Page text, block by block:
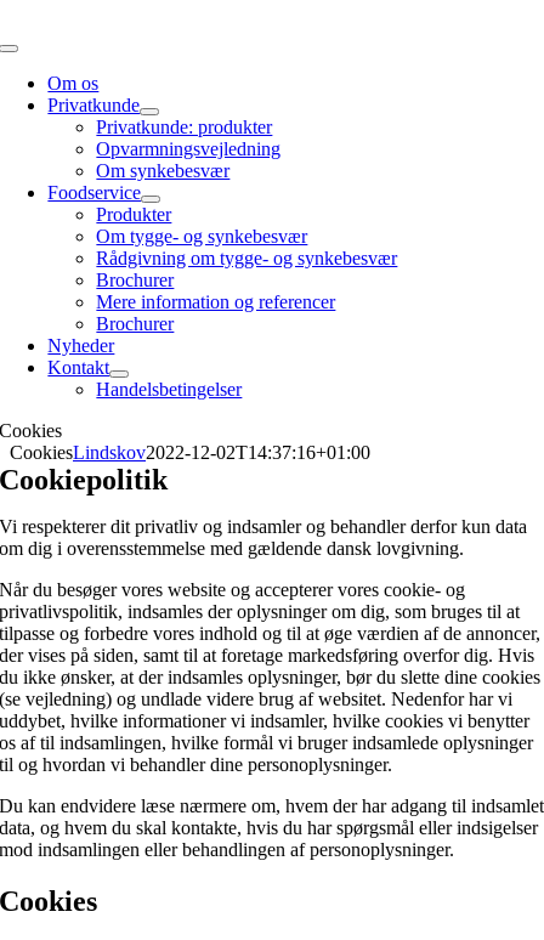
to
Toggle
NavigationOm os
Privatkunde
Privatkunde: produkter
Opvarmningsvejledning
Om synkebesvær
Foodservice
Produkter
Om tygge- og synkebesvær
Rådgivning om tygge- og synkebesvær
Brochurer
Mere information og referencer
Brochurer
Nyheder
Kontakt
Handelsbetingelser
Cookies
CookiesLindskov2022-12-02T14:37:16+01:00
Cookiepolitik
Vi respekterer dit privatliv og indsamler og behandler derfor kun data
om dig i overensstemmelse med gældende dansk lovgivning.
Når du besøger vores website og accepterer vores cookie- og
privatlivspolitik, indsamles der oplysninger om dig, som bruges til at
tilpasse og forbedre vores indhold og til at øge værdien af de annoncer,
der vises på siden, samt til at foretage markedsføring overfor dig. Hvis
du ikke ønsker, at der indsamles oplysninger, bør du slette dine cookies
(se vejledning) og undlade videre brug af websitet. Nedenfor har vi
uddybet, hvilke informationer vi indsamler, hvilke cookies vi benytter
os af til indsamlingen, hvilke formål vi bruger indsamlede oplysninger
til og hvordan vi behandler dine personoplysninger.
Du kan endvidere læse nærmere om, hvem der har adgang til indsamlet
data, og hvem du skal kontakte, hvis du har spørgsmål eller indsigelser
mod indsamlingen eller behandlingen af personoplysninger.
Cookies